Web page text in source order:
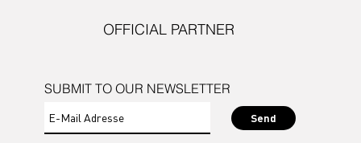
SUBMIT TO OUR NEWSLETTER
Send
OFFICIAL PARTNER